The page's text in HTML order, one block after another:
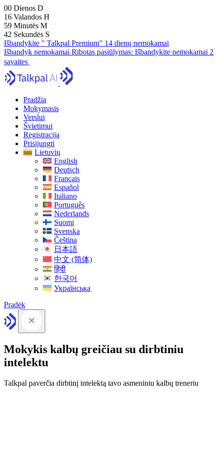
00 Dienos D
16 Valandos H
59 Minutės M
41 Sekundės S
Išbandykite " Talkpal Premium" 14 dienų nemokamai
Išbandyk nemokamai Ribotas pasiūlymas: Išbandykite nemokamai 2
savaites
Pradžia
Mokymasis
Verslui
Švietimui
Registracija
Prisijungti
Lietuvių
English
Deutsch
Français
Español
Italiano
Português
Nederlands
Suomi
Svenska
Čeština
日本語
中文 (简体)
हिंदी
한국어
Українська
Pradėk
Mokykis kalbų greičiau su dirbtiniu
intelektu
Talkpal paverčia dirbtinį intelektą tavo asmeniniu kalbų treneriu